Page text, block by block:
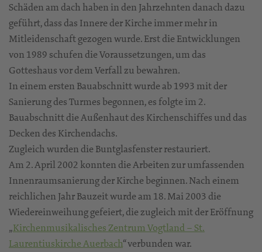
Schäden am dach haben in den Jahrzehnten danach dazu
geführt, dass das Innere der Kirche immer mehr in
Mitleidenschaft gezogen wurde. Erst die Entwicklungen
von 1989 schufen die Voraussetzungen, um das
Gotteshaus vor dem Verfall zu bewahren.
In einem ersten Bauabschnitt wurde ab 1993 mit der
Sanierung des Turmes begonnen, es folgte im 2.
Bauabschnitt die Außenhaut des Kirchenschiffes und das
Decken des Kirchendachs.
Zugleich wurden die Buntglasfenster restauriert.
Am 2. April 2002 konnten die Arbeiten zur umfassenden
Innenraumsanierung der Kirche beginnen. Nach einem
reichlichen Jahr Bauzeit wurde am 18. Mai 2003 die
Wiedereinweihung gefeiert, die zugleich mit der Eröffnung
„Kirchenmusikalisches Zentrum Vogtland – St.
Laurentiuskirche Auerbach“ verbunden war.